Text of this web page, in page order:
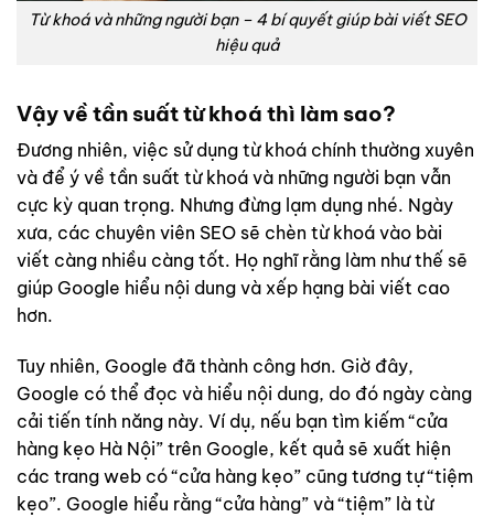
Từ khoá và những người bạn – 4 bí quyết giúp bài viết SEO
hiệu quả
Vậy về tần suấttừ khoá thì làm sao?
Đương nhiên, việc sử dụng từ khoá chính thường xuyên
và để ý về tần suất từ khoá và những người bạn vẫn
cực kỳ quan trọng. Nhưng đừng lạm dụng nhé. Ngày
xưa, các chuyên viên SEO sẽ chèn từ khoá vào bài
viết càng nhiều càng tốt. Họ nghĩ rằng làm như thế sẽ
giúp Google hiểu nội dung và xếp hạng bài viết cao
hơn.
Tuy nhiên, Google đã thành công hơn. Giờ đây,
Google có thể đọc và hiểu nội dung, do đó ngày càng
cải tiến tính năng này. Ví dụ, nếu bạn tìm kiếm “cửa
hàng kẹo Hà Nội” trên Google, kết quả sẽ xuất hiện
các trang web có “cửa hàng kẹo” cũng tương tự “tiệm
kẹo”. Google hiểu rằng “cửa hàng” và “tiệm” là từ